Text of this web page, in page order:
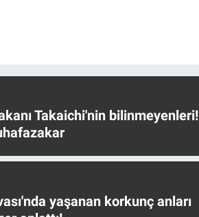
Takaichi'nin bilinmeyenleri!
yaşanan korkunç anları